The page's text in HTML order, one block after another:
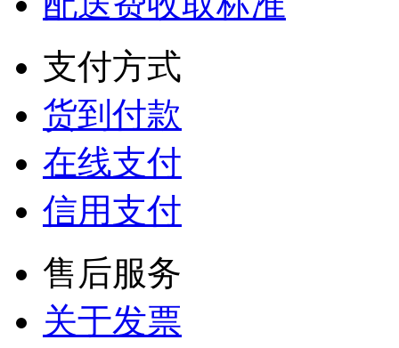
支付方式
货到付款
在线支付
信用支付
售后服务
关于发票